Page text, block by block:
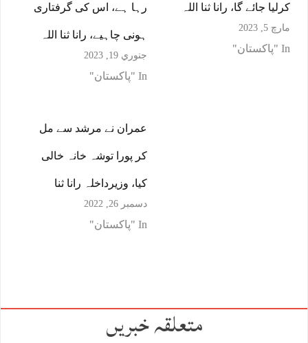
رہا ہے، اس کی گرفتاری
ہونی چاہیے، رانا ثنا اللہ
جنوري 19, 2023
In "پاکستان"
کرلیا جائے گا، رانا ثنا اللہ
مارچ 5, 2023
In "پاکستان"
عمران نے مرشد سے مل
کر پورا توشہ خانہ خالی
کیا، وزیرداخلہ رانا ثنا
دسمبر 26, 2022
In "پاکستان"
متعلقہ خبریں